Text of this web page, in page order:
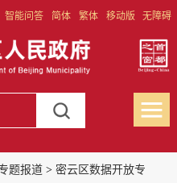
智能问答 简体 繁体 移动版 无障碍
题报道> 密云区数据开放专